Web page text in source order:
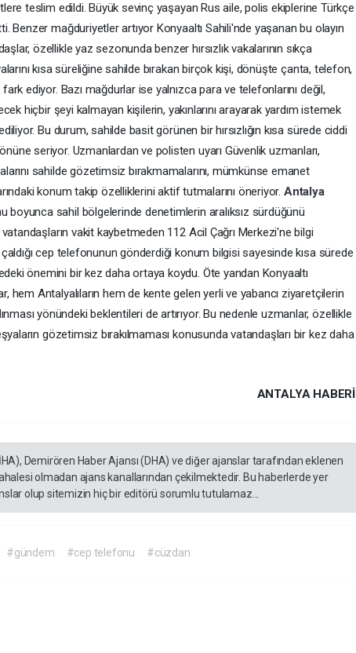
teslim edildi. Büyük sevinç yaşayan Rus aile, polis ekiplerine Türkçe
Benzer mağduriyetler artıyor Konyaaltı Sahili'nde yaşanan bu olayın
özellikle yaz sezonunda benzer hırsızlık vakalarının sıkça
kısa süreliğine sahilde bırakan birçok kişi, dönüşte çanta, telefon,
fark ediyor. Bazı mağdurlar ise yalnızca para ve telefonlarını değil,
hiçbir şeyi kalmayan kişilerin, yakınlarını arayarak yardım istemek
Bu durum, sahilde basit görünen bir hırsızlığın kısa sürede ciddi
seriyor. Uzmanlardan ve polisten uyarı Güvenlik uzmanları,
sahilde gözetimsiz bırakmamalarını, mümkünse emanet
konum takip özelliklerini aktif tutmalarını öneriyor. Antalya
boyunca sahil bölgelerinde denetimlerin aralıksız sürdüğünü
vakit kaybetmeden 112 Acil Çağrı Merkezi'ne bilgi
cep telefonunun gönderdiği konum bilgisi sayesinde kısa sürede
önemini bir kez daha ortaya koydu. Öte yandan Konyaaltı
hem Antalyalıların hem de kente gelen yerli ve yabancı ziyaretçilerin
yönündeki beklentileri de artırıyor. Bu nedenle uzmanlar, özellikle
gözetimsiz bırakılmaması konusunda vatandaşları bir kez daha
ANTALYA HABERİ
Demirören Haber Ajansı (DHA) ve diğer ajanslar tarafından eklenen
olmadan ajans kanallarından çekilmektedir. Bu haberlerde yer
olup sitemizin hiç bir editörü sorumlu tutulamaz...
#gündem #cep telefonu #cüzdan